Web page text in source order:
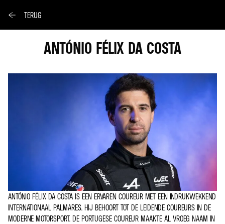
TERUG
ANTÓNIO FÉLIX DA COSTA
ANTÓNIO FÉLIX DA COSTA IS EEN ERVAREN COUREUR MET EEN INDRUKWEKKEND
INTERNATIONAAL PALMARES. HIJ BEHOORT TOT DE LEIDENDE COUREURS IN DE
MODERNE MOTORSPORT. DE PORTUGESE COUREUR MAAKTE AL VROEG NAAM IN